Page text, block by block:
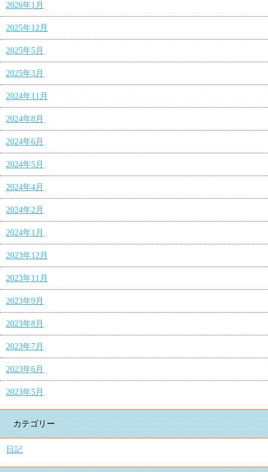
2026年1月
2025年12月
2025年5月
2025年3月
2024年11月
2024年8月
2024年6月
2024年5月
2024年4月
2024年2月
2024年1月
2023年12月
2023年11月
2023年9月
2023年8月
2023年7月
2023年6月
2023年5月
カテゴリー
日記